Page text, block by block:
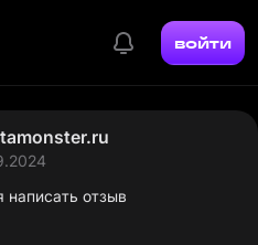
войти
написать отзыв